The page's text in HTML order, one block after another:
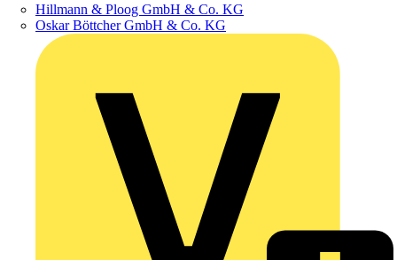
Hillmann & Ploog GmbH & Co. KG
Oskar Böttcher GmbH & Co. KG